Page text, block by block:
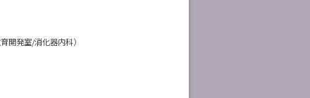
発室/消化器内科）